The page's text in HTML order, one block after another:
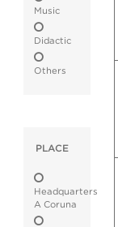
Music
Didactic
Others
PLACE
Headquarters
A Coruna